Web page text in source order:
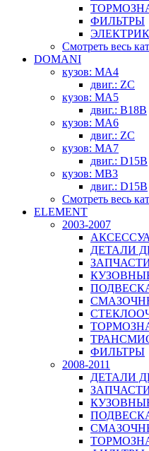
ФИЛЬТРЫ
Смотреть весь
DOMANI
кузов: MA4
двиг.: ZC
кузов: MA5
двиг.: B18B
кузов: MA6
двиг.: ZC
кузов: MA7
двиг.: D15B
кузов: MB3
двиг.: D15B
Смотреть весь
ELEMENT
2003-2007
ДЕТАЛИ
ФИЛЬТРЫ
2008-2011
ДЕТАЛИ